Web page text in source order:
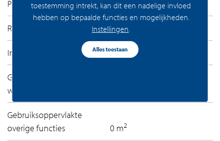
Permanente bewoning Ja
Recreatiewoning Nee
Inhoud 239 m
Gebruiksoppervlakte
woonfunctie
Gebruiksoppervlakte
overige functies
0 m2
toestemming intrekt, kan dit een nadelige invloed
hebben op bepaalde functies en mogelijkheden.
Instellingen
Alles toestaan